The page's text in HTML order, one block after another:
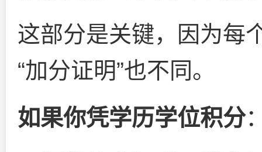
这部分是关键，因为每
“加分证明”也不同。
如果你凭学历学位积分